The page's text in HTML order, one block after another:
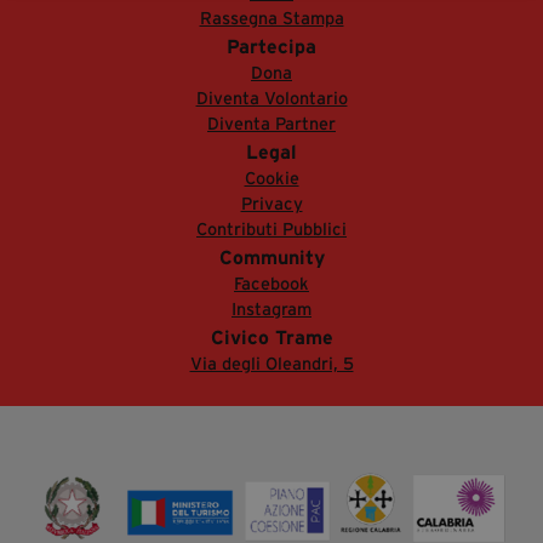
segreteria@tramefestival.it
info@tramefestival.it
+39 346 954 4078
Rassegna Stampa
Partecipa
Dona
Diventa Volontario
Diventa Partner
Legal
Cookie
Privacy
Contributi Pubblici
Community
Facebook
Instagram
Civico Trame
Via degli Oleandri, 5